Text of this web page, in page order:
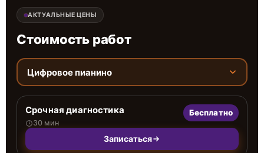
АКТУАЛЬНЫЕ ЦЕНЫ
Стоимость работ
Цифровое пианино
Срочная диагностика
30 мин
Бесплатно
Записаться